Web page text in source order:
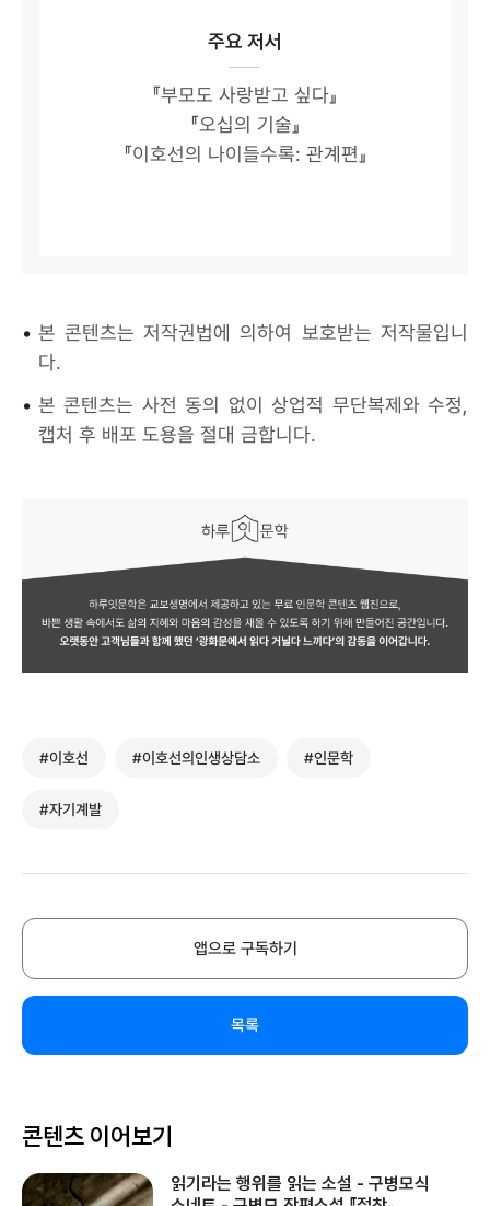
주요 저서
『부모도 사랑받고 싶다』
『오십의 기술』
『이호선의 나이들수록: 관계편』
• 본 콘텐츠는 저작권법에 의하여 보호받는 저작물입니
다.
• 본 콘텐츠는 사전 동의 없이 상업적 무단복제와 수정,
캡처 후 배포 도용을 절대 금합니다.
#이호선 #이호선의인생상담소 #인문학
#자기계발
앱으로 구독하기
목록
콘텐츠 이어보기
읽기라는 행위를 읽는 소설 - 구병모식